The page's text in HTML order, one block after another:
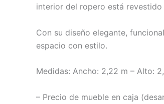
interior del ropero está
Con su diseño elegante,
espacio con estilo.
Medidas: Ancho: 2,22 m – Alto:
– Precio de mueble en caja